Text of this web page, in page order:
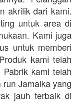
akrilik dari kami.
untuk area di
Kami juga
untuk memberi
kami telah
kami telah
Jamaika yang
jauh terbaik di